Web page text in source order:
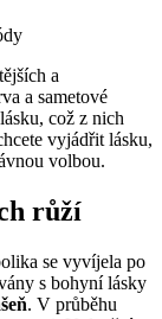
a
a sametové
což z nich
vyjádřit lásku,
volbou.
růží
se vyvíjela po
s bohyní lásky
. V průběhu